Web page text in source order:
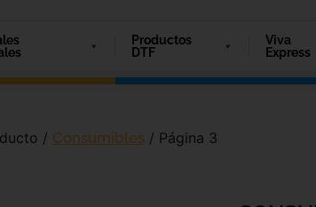
Productos
DTF
Viva
Express
/ Consumibles/ Página 3